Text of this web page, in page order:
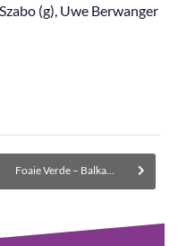
(g), Uwe Berwanger
Foaie Verde – Balkan Folk